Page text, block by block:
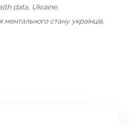
data, Ukraine.
стану українців,